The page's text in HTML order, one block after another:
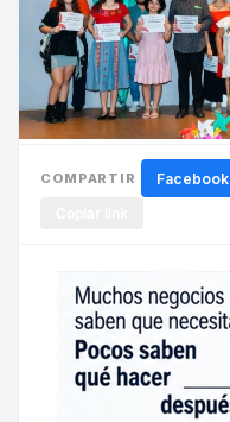
COMPARTIR Facebook